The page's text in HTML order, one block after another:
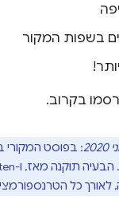
בשפות המקור
בקרוב.
כל